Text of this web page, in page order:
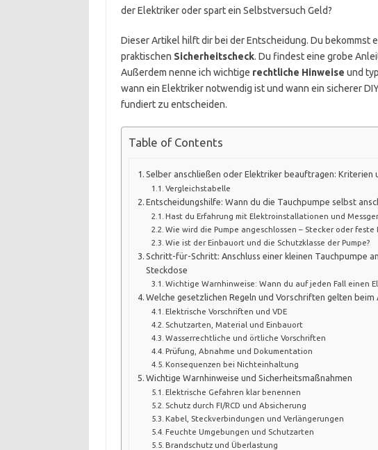
der Elektriker oder spart ein Selbstversuch Geld?
Dieser Artikel hilft dir bei der Entscheidung. Du bekommst
praktischen Sicherheitscheck. Du findest eine grobe
Außerdem nenne ich wichtige rechtliche Hinweise und
wann ein Elektriker notwendig ist und wann ein sicherer
fundiert zu entscheiden.
Table of Contents
Selber anschließen oder Elektriker beauftragen: Kriterien
Vergleichstabelle
Entscheidungshilfe: Wann du die Tauchpumpe selbst
Hast du Erfahrung mit Elektroinstallationen und
Wie wird die Pumpe angeschlossen – Stecker oder feste
Wie ist der Einbauort und die Schutzklasse der Pumpe?
Schritt-für-Schritt: Anschluss einer kleinen Tauchpumpe
Steckdose
Wichtige Warnhinweise: Wann du auf jeden Fall einen
Welche gesetzlichen Regeln und Vorschriften gelten beim
Elektrische Vorschriften und VDE
Schutzarten, Material und Einbauort
Wasserrechtliche und örtliche Vorschriften
Prüfung, Abnahme und Dokumentation
Konsequenzen bei Nichteinhaltung
Wichtige Warnhinweise und Sicherheitsmaßnahmen
Elektrische Gefahren klar benennen
Schutz durch FI/RCD und Absicherung
Kabel, Steckverbindungen und Verlängerungen
Feuchte Umgebungen und Schutzarten
Brandschutz und Überlastung